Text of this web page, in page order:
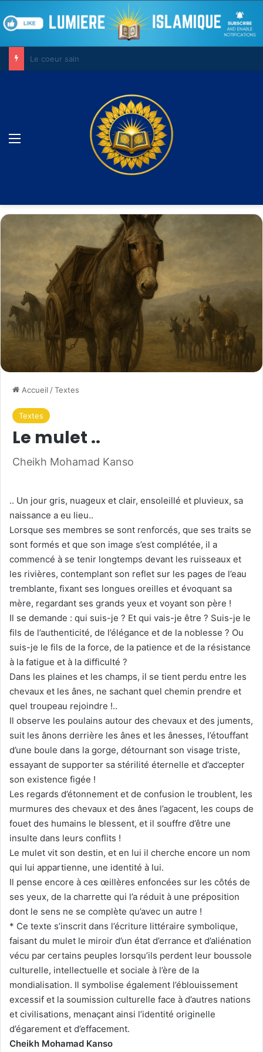
Le combat contre son âme
Accueil /Textes
Textes
Le mulet ..
Cheikh Mohamad Kanso
.. Un jour gris, nuageux et clair, ensoleillé et pluvieux, sa
naissance a eu lieu..
Lorsque ses membres se sont renforcés, que ses traits se
sont formés et que son image s’est complétée, il a
commencé à se tenir longtemps devant les ruisseaux et
les rivières, contemplant son reflet sur les pages de l’eau
tremblante, fixant ses longues oreilles et évoquant sa
mère, regardant ses grands yeux et voyant son père !
Il se demande : qui suis-je ? Et qui vais-je être ? Suis-je le
fils de l’authenticité, de l’élégance et de la noblesse ? Ou
suis-je le fils de la force, de la patience et de la résistance
à la fatigue et à la difficulté ?
Dans les plaines et les champs, il se tient perdu entre les
chevaux et les ânes, ne sachant quel chemin prendre et
quel troupeau rejoindre !..
Il observe les poulains autour des chevaux et des juments,
suit les ânons derrière les ânes et les ânesses, l’étouffant
d’une boule dans la gorge, détournant son visage triste,
essayant de supporter sa stérilité éternelle et d’accepter
son existence figée !
Les regards d’étonnement et de confusion le troublent, les
murmures des chevaux et des ânes l’agacent, les coups de
fouet des humains le blessent, et il souffre d’être une
insulte dans leurs conflits !
Le mulet vit son destin, et en lui il cherche encore un nom
qui lui appartienne, une identité à lui.
Il pense encore à ces œillères enfoncées sur les côtés de
ses yeux, de la charrette qui l’a réduit à une préposition
dont le sens ne se complète qu’avec un autre !
* Ce texte s’inscrit dans l’écriture littéraire symbolique,
faisant du mulet le miroir d’un état d’errance et d’aliénation
vécu par certains peuples lorsqu’ils perdent leur boussole
culturelle, intellectuelle et sociale à l’ère de la
mondialisation. Il symbolise également l’éblouissement
excessif et la soumission culturelle face à d’autres nations
et civilisations, menaçant ainsi l’identité originelle
d’égarement et d’effacement.
Cheikh Mohamad Kanso